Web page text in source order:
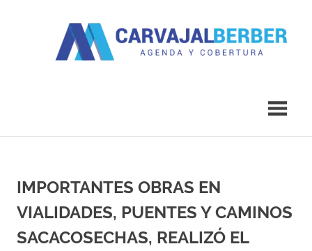
IMPORTANTES OBRAS EN
VIALIDADES, PUENTES Y CAMINOS
SACACOSECHAS, REALIZÓ EL